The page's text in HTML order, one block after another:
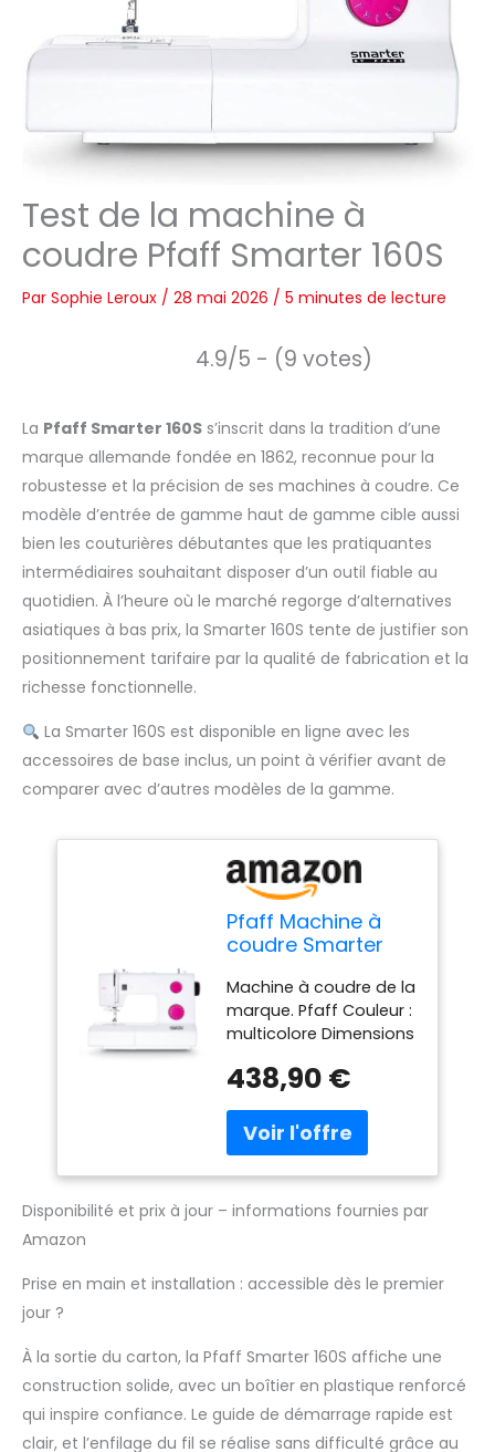
Test de la machine à
coudre Pfaff Smarter 160S
Par Sophie Leroux / 28 mai 2026 / 5 minutes de lecture
4.9/5 - (9 votes)
La Pfaff Smarter 160S s’inscrit dans la tradition d’une
marque allemande fondée en 1862, reconnue pour la
robustesse et la précision de ses machines à coudre. Ce
modèle d’entrée de gamme haut de gamme cible aussi
bien les couturières débutantes que les pratiquantes
intermédiaires souhaitant disposer d’un outil fiable au
quotidien. À l’heure où le marché regorge d’alternatives
asiatiques à bas prix, la Smarter 160S tente de justifier son
positionnement tarifaire par la qualité de fabrication et la
richesse fonctionnelle.
La Smarter 160S est disponible en ligne avec les
accessoires de base inclus, un point à vérifier avant de
comparer avec d’autres modèles de la gamme.
Pfaff Machine à
coudre Smarter
Machine à coudre de la
marque. Pfaff Couleur :
multicolore Dimensions
centimètres Référence :
recherchez la qualité
au meilleur prix, ne
cherchez plus !
438,90 €
Disponibilité et prix à jour – informations fournies par
Amazon
Prise en main et installation : accessible dès le premier
jour ?
À la sortie du carton, la Pfaff Smarter 160S affiche une
construction solide, avec un boîtier en plastique renforcé
qui inspire confiance. Le guide de démarrage rapide est
clair, et l’enfilage du fil se réalise sans difficulté grâce au